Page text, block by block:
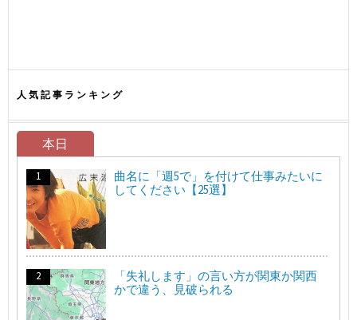
人気記事ランキング
本日
曲名に「週5で」を付けて仕事みたいに
してください【25選】
「失礼します」の言い方が関東か関西
かで違う、見破られる